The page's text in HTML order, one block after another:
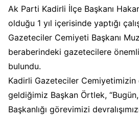
Ak Parti Kadirli İlçe Başkanı
olduğu 1 yıl içerisinde yaptığı
Gazeteciler Cemiyeti Başkanı
beraberindeki gazetecilere
bulundu.
Kadirli Gazeteciler
geldiğimiz Başkan Örtlek,
Başkanlığı görevimizi